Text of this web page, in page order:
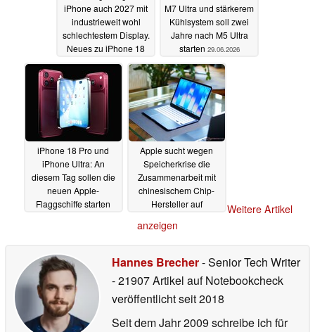
iPhone auch 2027 mit
industrieweit wohl
schlechtestem Display.
Neues zu iPhone 18
bis iPhone Air 2
29.06.2026
M7 Ultra und stärkerem
Kühlsystem soll zwei
Jahre nach M5 Ultra
starten 29.06.2026
iPhone 18 Pro und
iPhone Ultra: An
diesem Tag sollen die
neuen Apple-
Flaggschiffe starten
Apple sucht wegen
Speicherkrise die
Zusammenarbeit mit
chinesischem Chip-
Hersteller auf
27.06.2026
Weitere Artikel
anzeigen
Hannes Brecher- Senior Tech Writer
- 21907 Artikel auf Notebookcheck
veröffentlichtseit 2018
Seit dem Jahr 2009 schreibe ich für